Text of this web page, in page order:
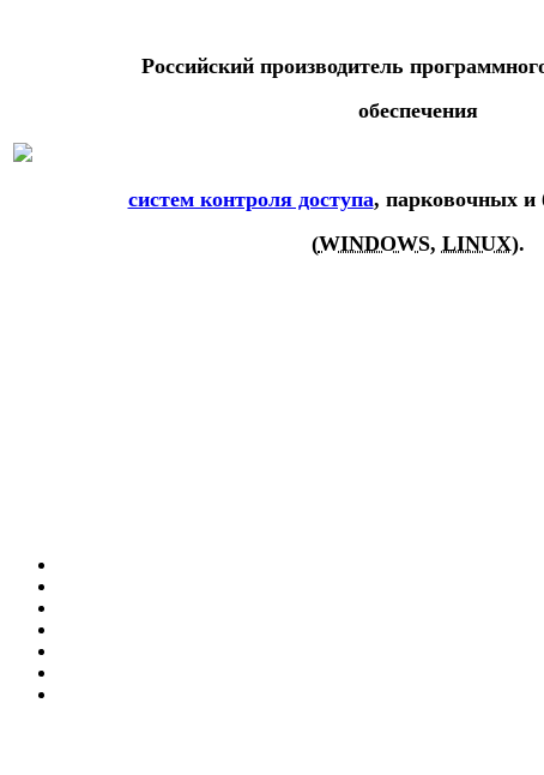
Российский производитель
обеспечения
систем контроля доступа, парковочных и
(WINDOWS, LINUX).